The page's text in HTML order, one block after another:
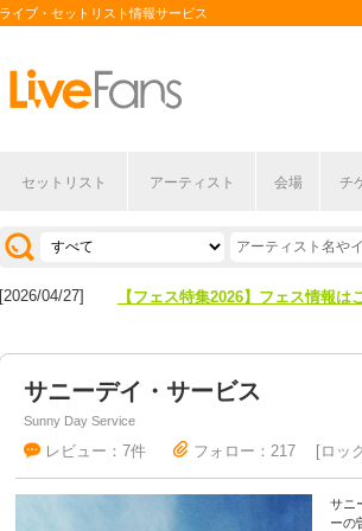
ライブ・セットリスト情報サービス
セットリスト アーティスト 会場 チ
[2026/04/27] 【フェス特集2026】フェス情報は
[2026/07/28] 【ライブ動員ランキング】2026年
サニーデイ・サービス
Sunny Day Service
レビュー：7件 フォロー：217 ロッ
サニ
ーの